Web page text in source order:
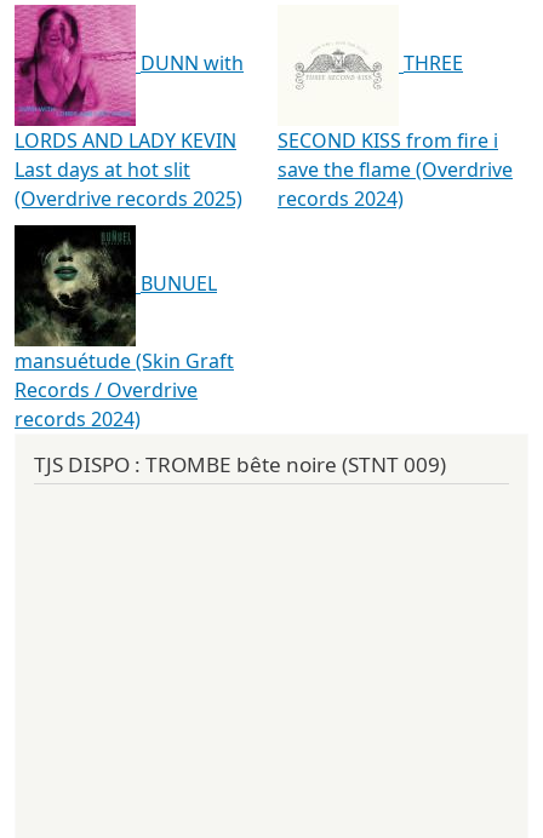
DUNN with
LORDS AND LADY KEVIN
Last days at hot slit
(Overdrive records 2025)
THREE
SECOND KISS from fire i
save the flame (Overdrive
records 2024)
BUNUEL
mansuétude (Skin Graft
Records / Overdrive
records 2024)
TJS DISPO : TROMBE bête noire (STNT 009)